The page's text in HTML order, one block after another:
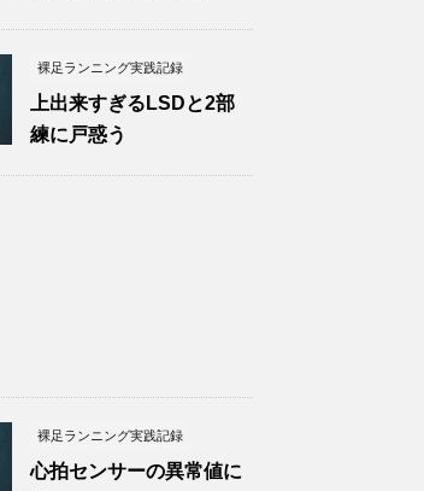
裸足ランニング実践記録
上出来すぎるLSDと2部
練に戸惑う
裸足ランニング実践記録
心拍センサーの異常値に